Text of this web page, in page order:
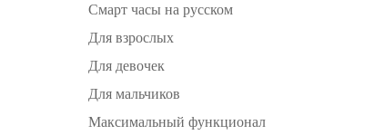
Смарт часы на русском
Для взрослых
Для девочек
Для мальчиков
Максимальный функционал